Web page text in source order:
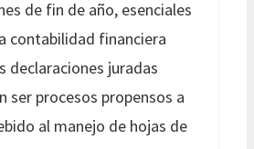
de fin de año, esenciales
contabilidad financiera
declaraciones juradas
ser procesos propensos a
al manejo de hojas de